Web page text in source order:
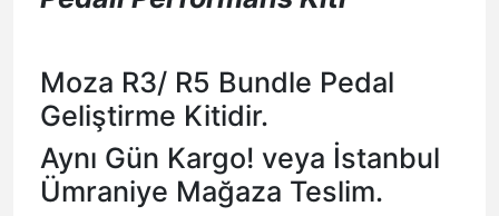
Moza R3/ R5 Bundle Pedal
Geliştirme Kitidir.
Aynı Gün Kargo! veya İstanbul
Ümraniye Mağaza Teslim.